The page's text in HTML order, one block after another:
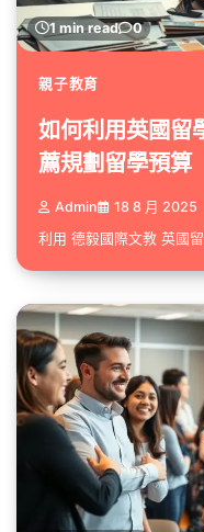
1 min read 0
親子教育
如何利用英國留
薦規劃留學預算
Admin 18 8 月 2025
利用 德毅國際文教 英國